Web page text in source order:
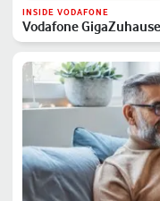
INSIDE VODAFONE
Vodafone